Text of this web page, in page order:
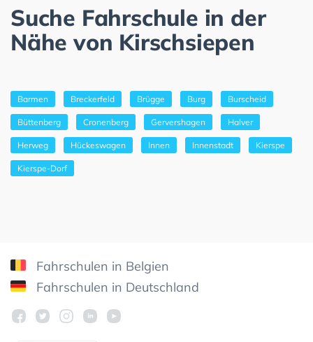
Suche Fahrschule in der
Nähe von Kirschsiepen
Barmen Breckerfeld Brügge Burg Burscheid
Büttenberg Cronenberg Gervershagen Halver
Herweg Hückeswagen Innen Innenstadt Kierspe
Kierspe-Dorf
Fahrschulen in Belgien
Fahrschulen in Deutschland